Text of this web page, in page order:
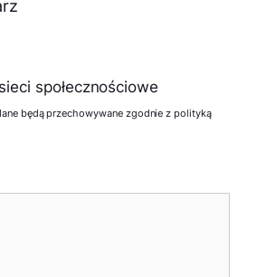
społecznościowe
będą przechowywane zgodnie z polityką